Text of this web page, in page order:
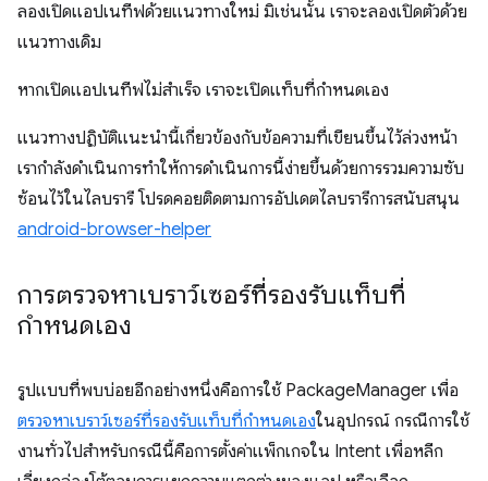
ลองเปิดแอปเนทีฟด้วยแนวทางใหม่ มิเช่นนั้น เราจะลองเปิดตัวด้วย
แนวทางเดิม
หากเปิดแอปเนทีฟไม่สำเร็จ เราจะเปิดแท็บที่กำหนดเอง
แนวทางปฏิบัติแนะนำนี้เกี่ยวข้องกับข้อความที่เขียนขึ้นไว้ล่วงหน้า
เรากำลังดำเนินการทำให้การดำเนินการนี้ง่ายขึ้นด้วยการรวมความซับ
ซ้อนไว้ในไลบรารี โปรดคอยติดตามการอัปเดตไลบรารีการสนับสนุน
android-browser-helper
การตรวจหาเบราว์เซอร์ที่รองรับแท็บที่
กำหนดเอง
รูปแบบที่พบบ่อยอีกอย่างหนึ่งคือการใช้ PackageManager เพื่อ
ตรวจหาเบราว์เซอร์ที่รองรับแท็บที่กำหนดเองในอุปกรณ์ กรณีการใช้
งานทั่วไปสำหรับกรณีนี้คือการตั้งค่าแพ็กเกจใน Intent เพื่อหลีก